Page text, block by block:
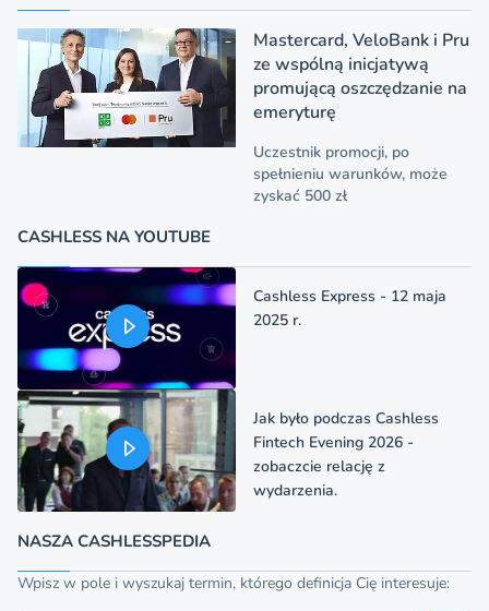
Mastercard, VeloBank i Pru
ze wspólną inicjatywą
promującą oszczędzanie na
emeryturę
Uczestnik promocji, po
spełnieniu warunków, może
zyskać 500 zł
CASHLESS NA YOUTUBE
Cashless Express - 12 maja
2025 r.
Jak było podczas Cashless
Fintech Evening 2026 -
zobaczcie relację z
wydarzenia.
NASZA CASHLESSPEDIA
Wpisz w pole i wyszukaj termin, którego definicja Cię interesuje: